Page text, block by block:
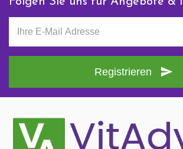
Registrieren